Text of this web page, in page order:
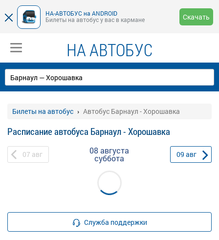
НА-АВТОБУС на ANDROID
Билеты на автобус у вас в кармане
Скачать
НА АВТОБУС
Билеты на автобус Автобус Барнаул - Хорошавка
Расписание автобуса Барнаул - Хорошавка
07 авг 08 августа
суббота 09 авг
Служба поддержки